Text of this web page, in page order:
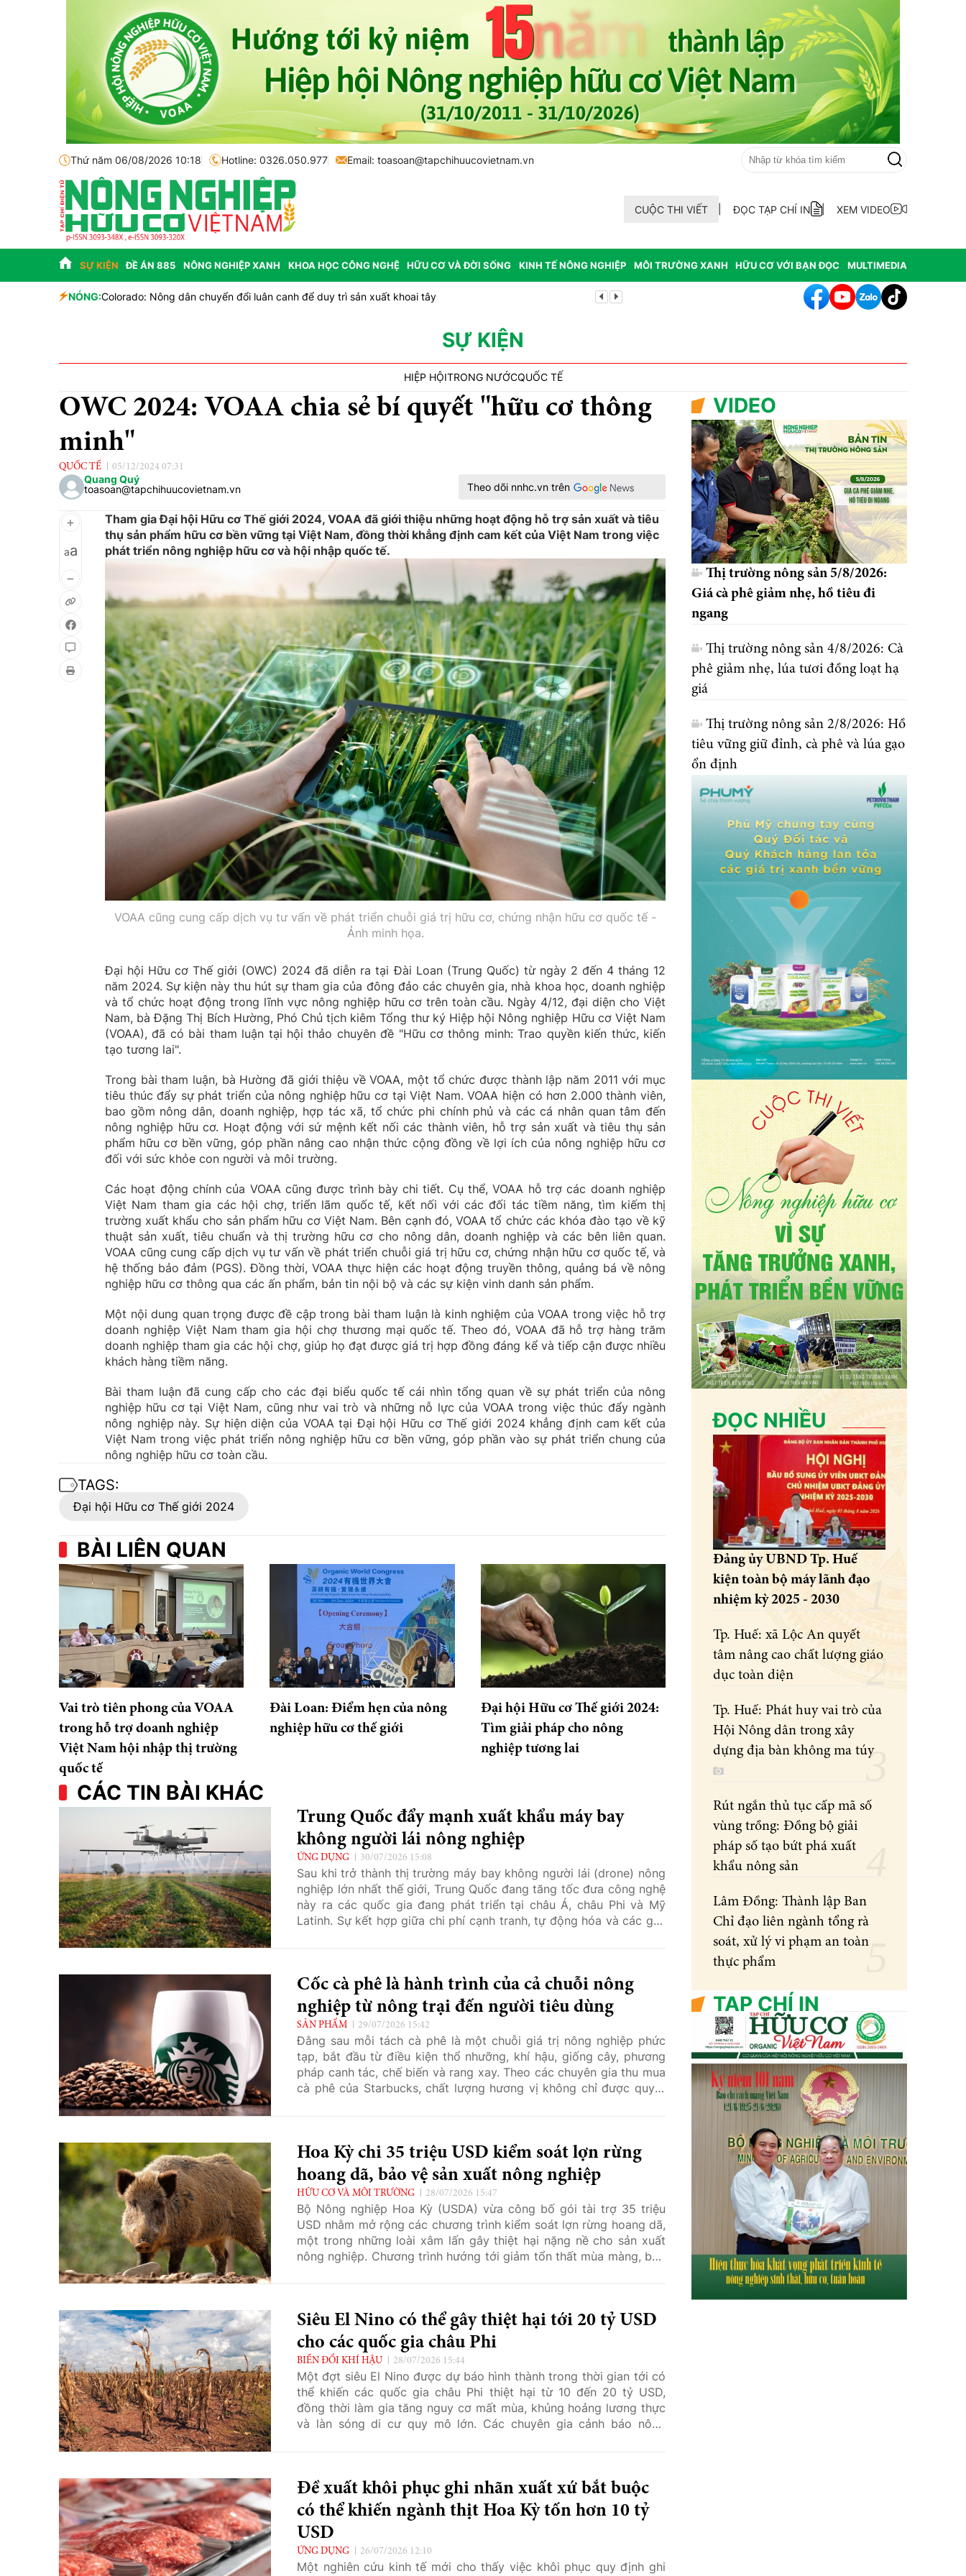
Thứ năm 06/08/2026 10:18 Hotline: 0326.050.977 Email: toasoan@tapchihuucovietnam.vn
CUỘC THI VIẾT ĐỌC TẠP CHÍ IN XEM VIDEO
SỰ KIỆN ĐỀ ÁN 885 NÔNG NGHIỆP XANH KHOA HỌC CÔNG NGHỆ HỮU CƠ VÀ ĐỜI SỐNG KINH TẾ NÔNG NGHIỆP MÔI TRƯỜNG XANH HỮU CƠ VỚI BẠN ĐỌC MULTIMEDIA
NÓNG:Colorado: Nông dân chuyển đổi luân canh để duy trì sản xuất khoai tây Tp. Huế: Xã Quảng Điền ra mắt Tổ hợp tác nuôi trồng thủy sản thôn An Xuân
SỰ KIỆN
HIỆP HỘITRONG NƯỚCQUỐC TẾ
OWC 2024: VOAA chia sẻ bí quyết "hữu cơ thông
minh"
QUỐC TẾ 05/12/2024 07:31
Quang Quý
toasoan@tapchihuucovietnam.vn
Theo dõi nnhc.vn trên
aa
Tham gia Đại hội Hữu cơ Thế giới 2024, VOAA đã giới thiệu những hoạt động hỗ trợ sản xuất và tiêu
thụ sản phẩm hữu cơ bền vững tại Việt Nam, đồng thời khẳng định cam kết của Việt Nam trong việc
phát triển nông nghiệp hữu cơ và hội nhập quốc tế.
VOAA cũng cung cấp dịch vụ tư vấn về phát triển chuỗi giá trị hữu cơ, chứng nhận hữu cơ quốc tế -
Ảnh minh họa.
Đại hội Hữu cơ Thế giới (OWC) 2024 đã diễn ra tại Đài Loan (Trung Quốc) từ ngày 2 đến 4 tháng 12
năm 2024. Sự kiện này thu hút sự tham gia của đông đảo các chuyên gia, nhà khoa học, doanh nghiệp
và tổ chức hoạt động trong lĩnh vực nông nghiệp hữu cơ trên toàn cầu. Ngày 4/12, đại diện cho Việt
Nam, bà Đặng Thị Bích Hường, Phó Chủ tịch kiêm Tổng thư ký Hiệp hội Nông nghiệp Hữu cơ Việt Nam
(VOAA), đã có bài tham luận tại hội thảo chuyên đề "Hữu cơ thông minh: Trao quyền kiến thức, kiến
tạo tương lai".
Trong bài tham luận, bà Hường đã giới thiệu về VOAA, một tổ chức được thành lập năm 2011 với mục
tiêu thúc đẩy sự phát triển của nông nghiệp hữu cơ tại Việt Nam. VOAA hiện có hơn 2.000 thành viên,
bao gồm nông dân, doanh nghiệp, hợp tác xã, tổ chức phi chính phủ và các cá nhân quan tâm đến
nông nghiệp hữu cơ. Hoạt động với sứ mệnh kết nối các thành viên, hỗ trợ sản xuất và tiêu thụ sản
phẩm hữu cơ bền vững, góp phần nâng cao nhận thức cộng đồng về lợi ích của nông nghiệp hữu cơ
đối với sức khỏe con người và môi trường.
Các hoạt động chính của VOAA cũng được trình bày chi tiết. Cụ thể, VOAA hỗ trợ các doanh nghiệp
Việt Nam tham gia các hội chợ, triển lãm quốc tế, kết nối với các đối tác tiềm năng, tìm kiếm thị
trường xuất khẩu cho sản phẩm hữu cơ Việt Nam. Bên cạnh đó, VOAA tổ chức các khóa đào tạo về kỹ
thuật sản xuất, tiêu chuẩn và thị trường hữu cơ cho nông dân, doanh nghiệp và các bên liên quan.
VOAA cũng cung cấp dịch vụ tư vấn về phát triển chuỗi giá trị hữu cơ, chứng nhận hữu cơ quốc tế, và
hệ thống bảo đảm (PGS). Đồng thời, VOAA thực hiện các hoạt động truyền thông, quảng bá về nông
nghiệp hữu cơ thông qua các ấn phẩm, bản tin nội bộ và các sự kiện vinh danh sản phẩm.
Một nội dung quan trọng được đề cập trong bài tham luận là kinh nghiệm của VOAA trong việc hỗ trợ
doanh nghiệp Việt Nam tham gia hội chợ thương mại quốc tế. Theo đó, VOAA đã hỗ trợ hàng trăm
doanh nghiệp tham gia các hội chợ, giúp họ đạt được giá trị hợp đồng đáng kể và tiếp cận được nhiều
khách hàng tiềm năng.
Bài tham luận đã cung cấp cho các đại biểu quốc tế cái nhìn tổng quan về sự phát triển của nông
nghiệp hữu cơ tại Việt Nam, cũng như vai trò và những nỗ lực của VOAA trong việc thúc đẩy ngành
nông nghiệp này. Sự hiện diện của VOAA tại Đại hội Hữu cơ Thế giới 2024 khẳng định cam kết của
Việt Nam trong việc phát triển nông nghiệp hữu cơ bền vững, góp phần vào sự phát triển chung của
nông nghiệp hữu cơ toàn cầu.
TAGS:
Đại hội Hữu cơ Thế giới 2024
BÀI LIÊN QUAN
Vai trò tiên phong của VOAA
trong hỗ trợ doanh nghiệp
Việt Nam hội nhập thị trường
quốc tế
Đài Loan: Điểm hẹn của nông
nghiệp hữu cơ thế giới
Đại hội Hữu cơ Thế giới 2024:
Tìm giải pháp cho nông
nghiệp tương lai
CÁC TIN BÀI KHÁC
Trung Quốc đẩy mạnh xuất khẩu máy bay
không người lái nông nghiệp
ỨNG DỤNG 30/07/2026 15:08
Sau khi trở thành thị trường máy bay không người lái (drone) nông
nghiệp lớn nhất thế giới, Trung Quốc đang tăng tốc đưa công nghệ
này ra các quốc gia đang phát triển tại châu Á, châu Phi và Mỹ
Latinh. Sự kết hợp giữa chi phí cạnh tranh, tự động hóa và các giải
Cốc cà phê là hành trình của cả chuỗi nông
nghiệp từ nông trại đến người tiêu dùng
SẢN PHẨM 29/07/2026 15:42
Đằng sau mỗi tách cà phê là một chuỗi giá trị nông nghiệp phức
tạp, bắt đầu từ điều kiện thổ nhưỡng, khí hậu, giống cây, phương
pháp canh tác, chế biến và rang xay. Theo các chuyên gia thu mua
cà phê của Starbucks, chất lượng hương vị không chỉ được quyết
Hoa Kỳ chi 35 triệu USD kiểm soát lợn rừng
hoang dã, bảo vệ sản xuất nông nghiệp
HỮU CƠ VÀ MÔI TRƯỜNG 28/07/2026 15:47
Bộ Nông nghiệp Hoa Kỳ (USDA) vừa công bố gói tài trợ 35 triệu
USD nhằm mở rộng các chương trình kiểm soát lợn rừng hoang dã,
một trong những loài xâm lấn gây thiệt hại nặng nề cho sản xuất
nông nghiệp. Chương trình hướng tới giảm tổn thất mùa màng, bảo
Siêu El Nino có thể gây thiệt hại tới 20 tỷ USD
cho các quốc gia châu Phi
BIẾN ĐỔI KHÍ HẬU 28/07/2026 15:44
Một đợt siêu El Nino được dự báo hình thành trong thời gian tới có
thể khiến các quốc gia châu Phi thiệt hại từ 10 đến 20 tỷ USD,
đồng thời làm gia tăng nguy cơ mất mùa, khủng hoảng lương thực
và làn sóng di cư quy mô lớn. Các chuyên gia cảnh báo nông
Đề xuất khôi phục ghi nhãn xuất xứ bắt buộc
có thể khiến ngành thịt Hoa Kỳ tốn hơn 10 tỷ
USD
ỨNG DỤNG 26/07/2026 12:10
Một nghiên cứu kinh tế mới cho thấy việc khôi phục quy định ghi
VIDEO
Thị trường nông sản 5/8/2026:
Giá cà phê giảm nhẹ, hồ tiêu đi
ngang
Thị trường nông sản 4/8/2026: Cà
phê giảm nhẹ, lúa tươi đồng loạt hạ
giá
Thị trường nông sản 2/8/2026: Hồ
tiêu vững giữ đỉnh, cà phê và lúa gạo
ổn định
ĐỌC NHIỀU
Đảng ủy UBND Tp. Huế
kiện toàn bộ máy lãnh đạo
nhiệm kỳ 2025 - 2030
Tp. Huế: xã Lộc An quyết
tâm nâng cao chất lượng giáo
dục toàn diện
Tp. Huế: Phát huy vai trò của
Hội Nông dân trong xây
dựng địa bàn không ma túy
Rút ngắn thủ tục cấp mã số
vùng trồng: Đồng bộ giải
pháp số tạo bứt phá xuất
khẩu nông sản
Lâm Đồng: Thành lập Ban
Chỉ đạo liên ngành tổng rà
soát, xử lý vi phạm an toàn
thực phẩm
TẠP CHÍ IN